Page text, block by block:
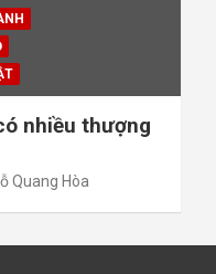
nhiều thượng
Quang Hòa